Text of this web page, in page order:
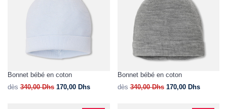
Bonnet bébé en coton
dès 340,00Dhs 170,00 Dhs
Bonnet bébé en coton
dès 340,00Dhs 170,00 Dhs